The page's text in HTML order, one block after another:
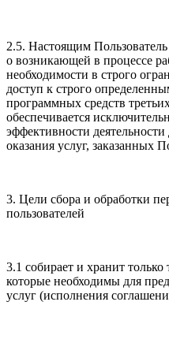
2.5. Настоящим
о возникающей в процессе
необходимости в строго
доступ к строго
программных средств
обеспечивается
эффективности
оказания услуг, заказанных
3. Цели сбора и обработки
пользователей
3.1 собирает и хранит
которые необходимы для
услуг (исполнения